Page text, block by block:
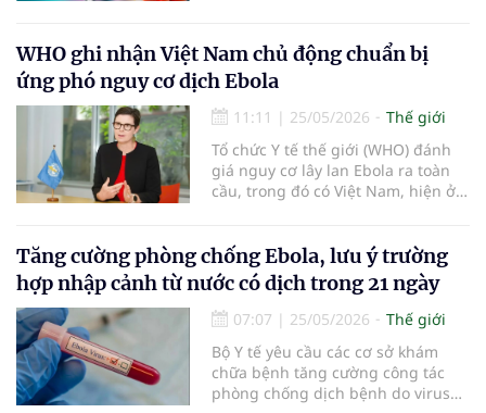
truyền qua biên giới. Hiện, bệnh
chưa có vaccine hoặc phương
pháp điều trị nào được phê duyệt.
WHO ghi nhận Việt Nam chủ động chuẩn bị
ứng phó nguy cơ dịch Ebola
11:11 | 25/05/2026
Thế giới
Tổ chức Y tế thế giới (WHO) đánh
giá nguy cơ lây lan Ebola ra toàn
cầu, trong đó có Việt Nam, hiện ở
việc tăng cường giám sát, truyền
thông nguy cơ và chuẩn bị năng
lực ứng phó trước diễn biến phức
tạp của đợt bùng phát bệnh do
virus Bundibugyo tại châu Phi.
Tăng cường phòng chống Ebola, lưu ý trường
hợp nhập cảnh từ nước có dịch trong 21 ngày
07:07 | 25/05/2026
Thế giới
Bộ Y tế yêu cầu các cơ sở khám
chữa bệnh tăng cường công tác
phòng chống dịch bệnh do virus